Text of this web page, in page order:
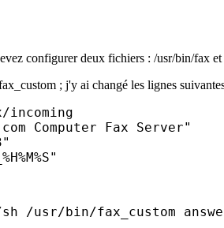
configurer deux fichiers : /usr/bin/fax
; j'y ai changé les lignes
incoming
Computer Fax Server"
/usr/bin/fax_custom